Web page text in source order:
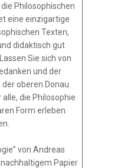
Philosophischen
eine einzigartige
Texten,
didaktisch gut
Sie sich von
und der
oberen Donau
die Philosophie
Form erleben
von Andreas
Papier